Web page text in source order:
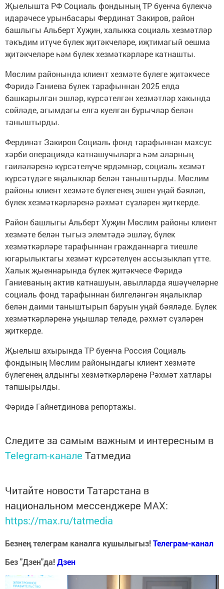
Җыелышта РФ Социаль фондының ТР буенча бүлекчә
идарәчесе урынбасары Фердинат Закиров, район
башлыгы Альберт Хуҗин, халыкка социаль хезмәтләр
тәкъдим итүче бүлек җитәкчеләре, иҗтимагый оешма
җитәкчеләре һәм бүлек хезмәткәрләре катнашты.
Мөслим районында клиент хезмәте бүлеге җитәкчесе
Фәридә Ганиева бүлек тарафыннан 2025 елда
башкарылган эшләр, күрсәтелгән хезмәтләр хакында
сөйләде, агымдагы елга куелган бурычлар белән
таныштырды.
Фердинат Закиров Социаль фонд тарафыннан махсус
хәрби операциядә катнашучыларга һәм аларның
гаиләләренә күрсәтелүче ярдәмнәр, социаль хезмәт
күрсәтүдәге яңалыклар белән таныштырды. Мөслим
районы клиент хезмәте бүлегенең эшен уңай бәяләп,
бүлек хезмәткәрләренә рәхмәт сүзләрен җиткерде.
Район башлыгы Альберт Хуҗин Мөслим районы клиент
хезмәте белән тыгыз элемтәдә эшләү, бүлек
хезмәткәрләре тарафыннан гражданнарга тиешле
югарылыктагы хезмәт күрсәтелүен ассызыклап үтте.
Халык җыеннарында бүлек җитәкчесе Фәридә
Ганиеваның актив катнашуын, авылларда яшәүчеләрне
социаль фонд тарафыннан билгеләнгән яңалыклар
белән даими таныштырып баруын уңай бәяләде. Бүлек
хезмәткәрләренә уңышлар теләде, рәхмәт сүзләрен
җиткерде.
Җыелыш ахырында ТР буенча Россия Социаль
фондының Мөслим районындагы клиент хезмәте
бүлегенең алдынгы хезмәткәрләренә Рәхмәт хатлары
тапшырылды.
Фәридә Гайнетдинова репортажы.
Следите за самым важным и интересным в
Telegram-канале Татмедиа
Читайте новости Татарстана в
национальном мессенджере MАХ:
https://max.ru/tatmedia
Безнең телеграм каналга кушылыгыз!Телеграм-канал
Без "Дзен"да!Дзен